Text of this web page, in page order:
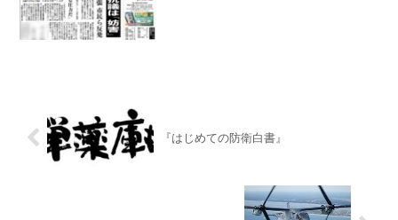
『はじめての防衛白書』